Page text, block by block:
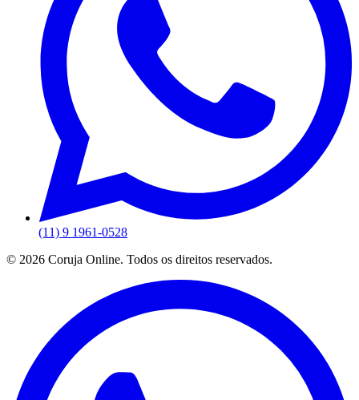
(11) 9 1961-0528
© 2026 Coruja Online. Todos os direitos reservados.